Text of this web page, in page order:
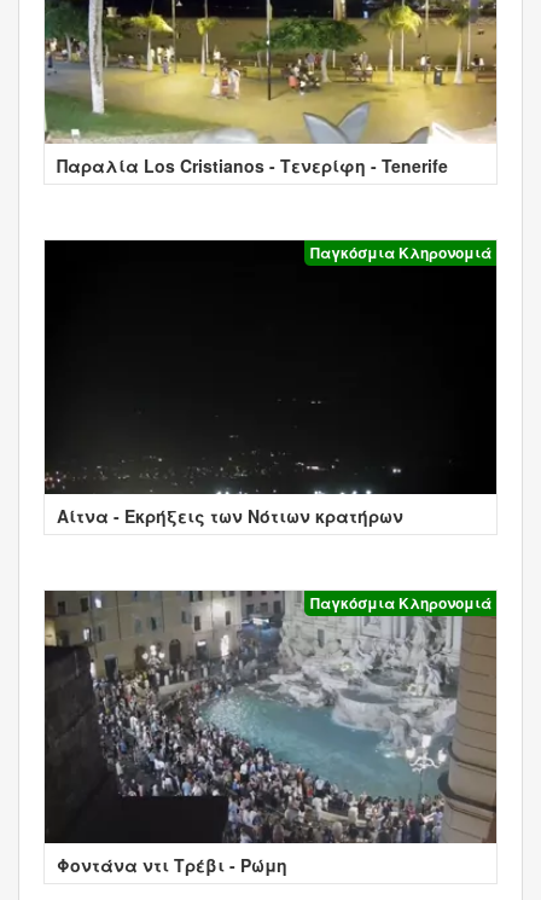
Παραλία Los Cristianos - Τενερίφη - Tenerife
Παγκόσμια Κληρονομιά
Αίτνα - Εκρήξεις των Νότιων κρατήρων
Παγκόσμια Κληρονομιά
Φοντάνα ντι Τρέβι - Ρώμη